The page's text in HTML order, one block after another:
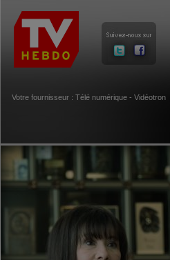
Votre fournisseur : Télé numérique - Vidéotron